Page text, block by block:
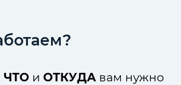
ЧТО иОТКУДА вам нужно